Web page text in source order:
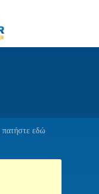
πατήστε εδώ